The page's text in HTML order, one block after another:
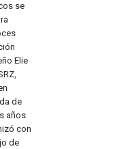
se
Elie
de
años
con
de